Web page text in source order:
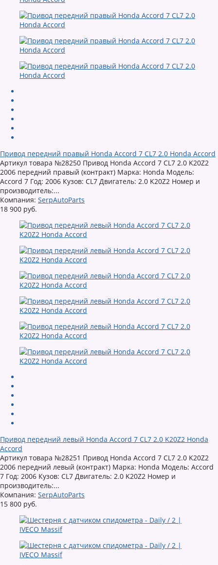
Привод передний правый Honda Accord 7 CL7 2.0 Honda Accord
Артикул товара №28250 Привод Honda Accord 7 CL7 2.0 K20Z2
2006 передний правый (контракт) Марка: Honda Модель:
Accord 7 Год: 2006 Кузов: CL7 Двигатель: 2.0 K20Z2 Номер и
производитель:...
Компания: SerpAutoParts
18 900 руб.
Привод передний левый Honda Accord 7 CL7 2.0 K20Z2 Honda
Accord
Артикул товара №28251 Привод Honda Accord 7 CL7 2.0 K20Z2
2006 передний левый (контракт) Марка: Honda Модель: Accord
7 Год: 2006 Кузов: CL7 Двигатель: 2.0 K20Z2 Номер и
производитель:...
Компания: SerpAutoParts
15 800 руб.